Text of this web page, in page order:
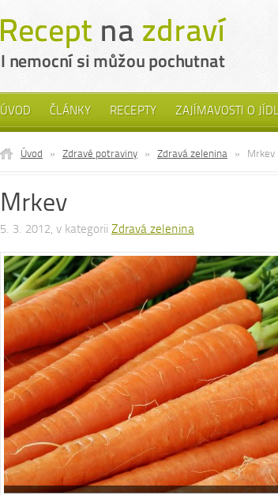
ÚVOD ČLÁNKY RECEPTY ZAJÍMAVOSTI O
Úvod » Zdravé potraviny » Zdravá zelenina » Mrkev
Mrkev
5. 3. 2012, v kategorii Zdravá zelenina